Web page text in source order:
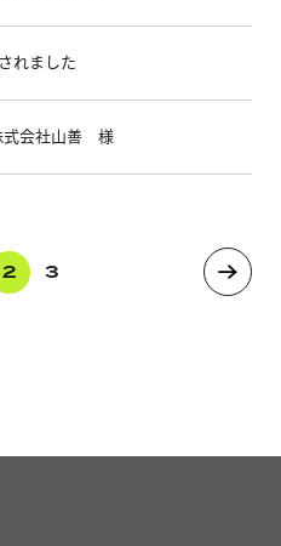
れました
式会社山善 様
2 3